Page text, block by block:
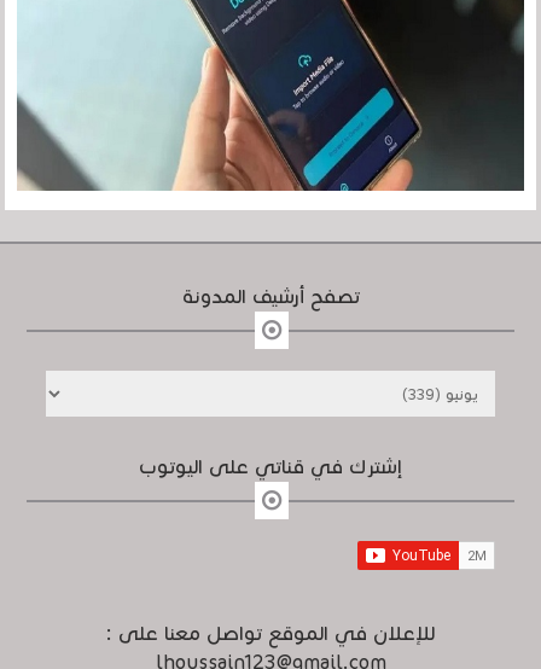
تصفح أرشيف المدونة
إشترك في قناتي على اليوتوب
للإعلان في الموقع تواصل معنا على :
lhoussain123@gmail.com